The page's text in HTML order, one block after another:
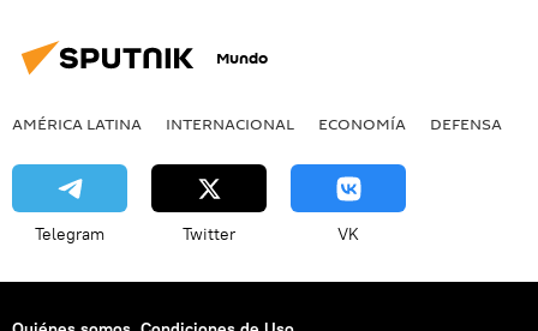
Mundo
AMÉRICA LATINA INTERNACIONAL ECONOMÍA DEFENSA
Telegram Twitter VK